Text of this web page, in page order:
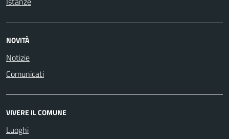
NOVITÀ
Notizie
Comunicati
VIVERE IL COMUNE
Luoghi